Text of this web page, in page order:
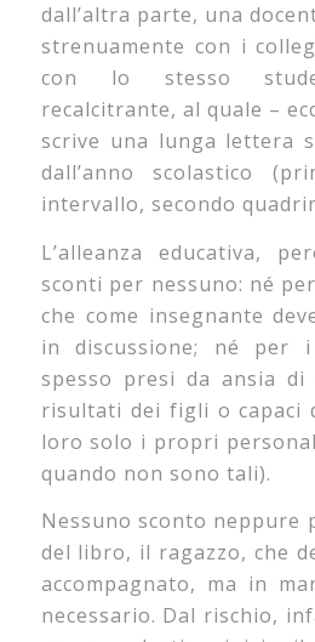
dall’altra parte, una
strenuamente con i
con lo stesso
recalcitrante, al quale –
scrive una lunga lettera
dall’anno scolastico
intervallo, secondo
L’alleanza educativa,
sconti per nessuno: né
che come insegnante
in discussione; né per
spesso presi da ansia
risultati dei figli o capaci
loro solo i propri
quando non sono tali).
Nessuno sconto neppure
del libro, il ragazzo, che
accompagnato, ma in
necessario. Dal rischio,